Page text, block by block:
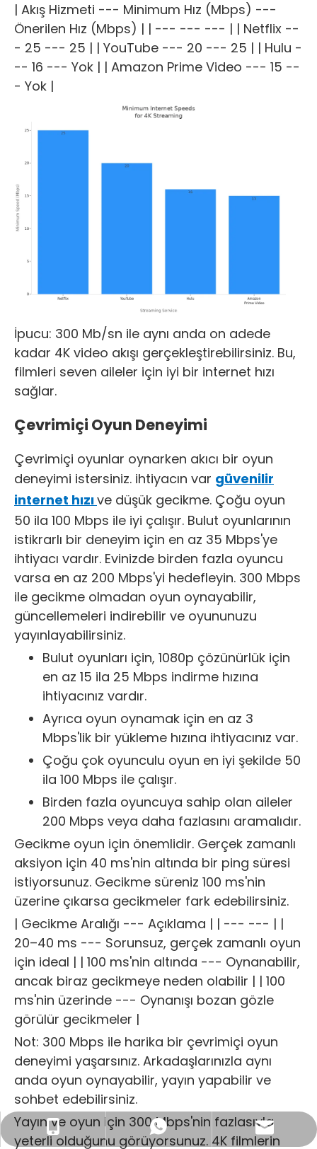
| Akış Hizmeti --- Minimum Hız (Mbps) ---
Önerilen Hız (Mbps) | | --- --- --- | | Netflix --
- 25 --- 25 | | YouTube --- 20 --- 25 | | Hulu -
-- 16 --- Yok | | Amazon Prime Video --- 15 --
- Yok |
İpucu: 300 Mb/sn ile aynı anda on adede
kadar 4K video akışı gerçekleştirebilirsiniz. Bu,
filmleri seven aileler için iyi bir internet hızı
sağlar.
Çevrimiçi Oyun Deneyimi
Çevrimiçi oyunlar oynarken akıcı bir oyun
deneyimi istersiniz. ihtiyacın var güvenilir
internet hızıve düşük gecikme. Çoğu oyun
50 ila 100 Mbps ile iyi çalışır. Bulut oyunlarının
istikrarlı bir deneyim için en az 35 Mbps'ye
ihtiyacı vardır. Evinizde birden fazla oyuncu
varsa en az 200 Mbps'yi hedefleyin. 300 Mbps
ile gecikme olmadan oyun oynayabilir,
güncellemeleri indirebilir ve oyununuzu
yayınlayabilirsiniz.
Bulut oyunları için, 1080p çözünürlük için
en az 15 ila 25 Mbps indirme hızına
ihtiyacınız vardır.
Ayrıca oyun oynamak için en az 3
Mbps'lik bir yükleme hızına ihtiyacınız var.
Çoğu çok oyunculu oyun en iyi şekilde 50
ila 100 Mbps ile çalışır.
Birden fazla oyuncuya sahip olan aileler
200 Mbps veya daha fazlasını aramalıdır.
Gecikme oyun için önemlidir. Gerçek zamanlı
aksiyon için 40 ms'nin altında bir ping süresi
istiyorsunuz. Gecikme süreniz 100 ms'nin
üzerine çıkarsa gecikmeler fark edebilirsiniz.
| Gecikme Aralığı --- Açıklama | | --- --- | |
20–40 ms --- Sorunsuz, gerçek zamanlı oyun
için ideal | | 100 ms'nin altında --- Oynanabilir,
ancak biraz gecikmeye neden olabilir | | 100
ms'nin üzerinde --- Oynanışı bozan gözle
görülür gecikmeler |
Not: 300 Mbps ile harika bir çevrimiçi oyun
deneyimi yaşarsınız. Arkadaşlarınızla aynı
anda oyun oynayabilir, yayın yapabilir ve
sohbet edebilirsiniz.
Yayın ve oyun için 300 Mbps'nin fazlasıyla
yeterli olduğunu görüyorsunuz. 4K filmlerin
+86- 13923714138
+86 13923714138
İş E-postası: sales@lb-link.com